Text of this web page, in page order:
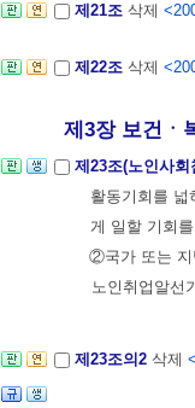
제21조 삭제
제22조 삭제
제3장 보건ㆍ
제23조(노인사
활동기회를
게 일할 기회
②국가 또는 지
노인취업알선
제23조의2 삭제